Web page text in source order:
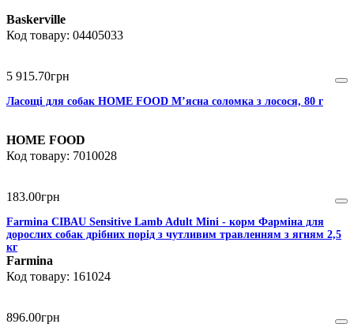
Baskerville
04405033
5 915.70грн
Ласощі для собак HOME FOOD М’ясна соломка з лосося, 80 г
HOME FOOD
7010028
183.00грн
Farmina CIBAU Sensitive Lamb Adult Mini - корм Фарміна для
дорослих собак дрібних порід з чутливим травленням з ягням 2,5
кг
Farmina
161024
896.00грн